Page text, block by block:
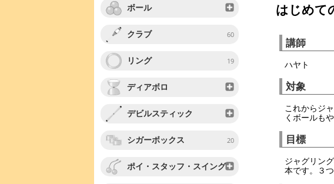
ボール
クラブ 60
リング 19
ディアボロ
デビルスティック
シガーボックス 20
ポイ・スタッフ・スイング
はじめて
講師
ハヤト
対象
これからジ
くボールも
目標
ジャグリン
本です。３